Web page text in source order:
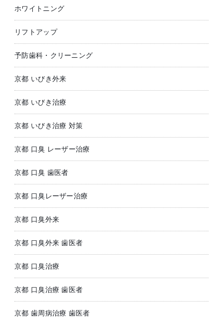
ホワイトニング
リフトアップ
予防歯科・クリーニング
京都 いびき外来
京都 いびき治療
京都 いびき治療 対策
京都 口臭 レーザー治療
京都 口臭 歯医者
京都 口臭レーザー治療
京都 口臭外来
京都 口臭外来 歯医者
京都 口臭治療
京都 口臭治療 歯医者
京都 歯周病治療 歯医者